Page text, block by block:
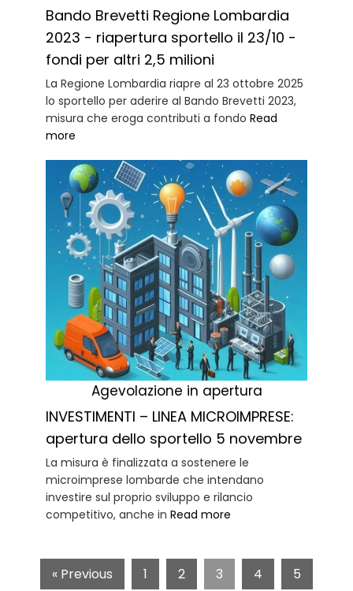
Bando Brevetti Regione Lombardia
2023 - riapertura sportello il 23/10 -
fondi per altri 2,5 milioni
La Regione Lombardia riapre al 23 ottobre 2025
lo sportello per aderire al Bando Brevetti 2023,
misura che eroga contributi a fondoRead
more
Agevolazione in apertura
INVESTIMENTI – LINEA MICROIMPRESE:
apertura dello sportello 5 novembre
La misura è finalizzata a sostenere le
microimprese lombarde che intendano
investire sul proprio sviluppo e rilancio
competitivo, anche inRead more
« Previous 1 2 3 4 5